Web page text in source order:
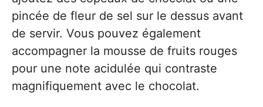
pincée de fleur de sel sur le dessus avant
de servir. Vous pouvez également
accompagner la mousse de fruits rouges
pour une note acidulée qui contraste
magnifiquement avec le chocolat.